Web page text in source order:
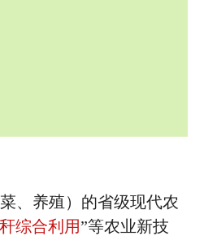
、养殖）的省级现代农
综合利用”等农业新技